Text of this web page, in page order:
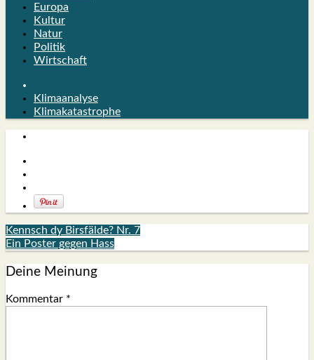
Europa
Kultur
Natur
Politik
Wirtschaft
Klimaanalyse
Klimakatastrophe
Kennsch dy Birsfälde? Nr. 7
Ein Poster gegen Hass
Deine Meinung
Kommentar *